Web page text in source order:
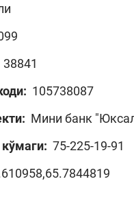
38841
105738087
Мини банк
75-225-19-91